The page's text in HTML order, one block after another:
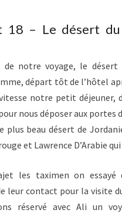
DÉSERT
RUM
18 – Le désert du
de notre voyage, le désert
départ tôt de l’hôtel
notre petit déjeuner,
nous déposer aux portes
plus beau désert de
et Lawrence D’Arabie qui
les taximen on essayé
leur contact pour la visite
réservé avec Ali un